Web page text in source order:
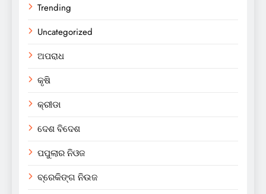
Trending
Uncategorized
ଅପରାଧ
କୃଷି
କ୍ରୀଡା
ଦେଶ ବିଦେଶ
ପପୁଲାର ନିଓଜ
ବ୍ରେକିଙ୍ଗ ନିଉଜ